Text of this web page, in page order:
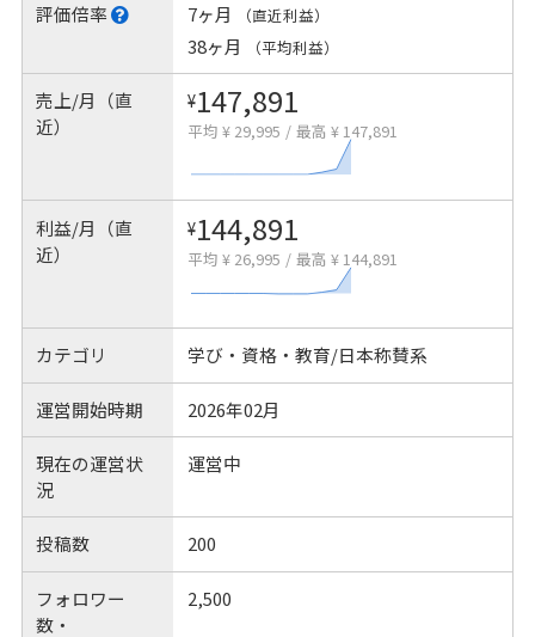
評価倍率 7ヶ月 （直近利益）
38ヶ月 （平均利益）
売上/月（直
近）
¥147,891
平均 ¥ 29,995 / 最高 ¥ 147,891
利益/月（直
近）
¥144,891
平均 ¥ 26,995 / 最高 ¥ 144,891
カテゴリ 学び・資格・教育/日本称賛系
運営開始時期 2026年02月
現在の運営状
況
運営中
投稿数 200
フォロワー
数・
2,500